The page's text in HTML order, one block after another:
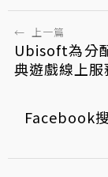
← 上一篇
Ubisoft為分
典遊戲線上
Facebook